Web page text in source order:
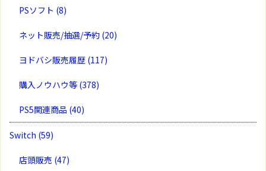
PSソフト (8)
ネット販売/抽選/予約 (20)
ヨドバシ販売履歴 (117)
購入ノウハウ等 (378)
PS5関連商品 (40)
Switch (59)
店頭販売 (47)